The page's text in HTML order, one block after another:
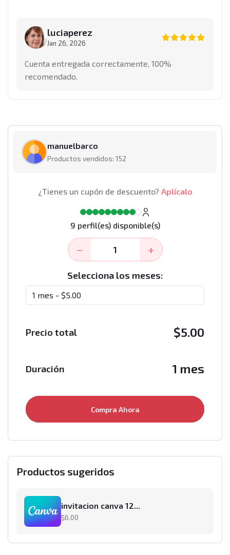
luciaperez
Jan 26, 2026
Cuenta entregada correctamente, 100%
recomendado.
manuelbarco
Productos vendidos: 152
¿Tienes un cupón de descuento? Aplícalo
9 perfil(es) disponible(s)
− +
Selecciona los meses:
Precio total $5.00
Duración 1 mes
Compra Ahora
Productos sugeridos
invitacion canva 12...
$6.00